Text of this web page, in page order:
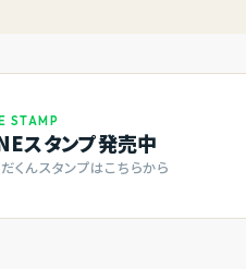
STAMP
スタンプ発売中
くんスタンプはこちらから